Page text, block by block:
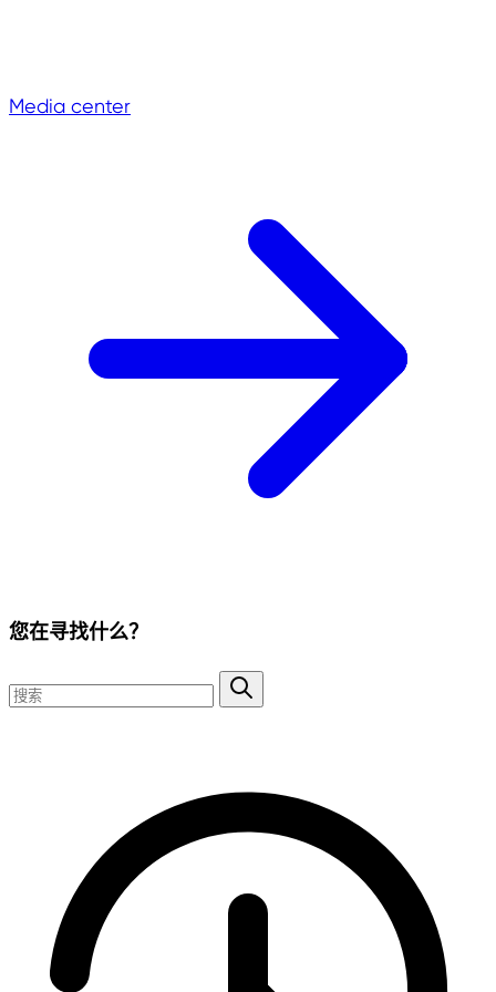
Media center
您在寻找什么？